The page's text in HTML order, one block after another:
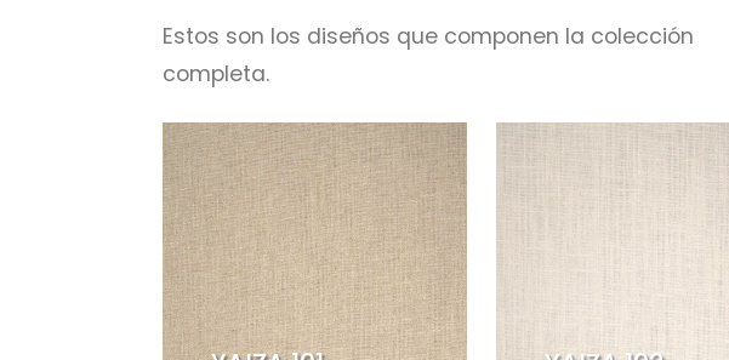
Estos son los diseños que componen la colección
completa.